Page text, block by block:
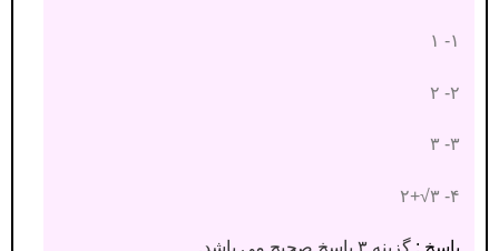
۱- ۱
۲- ۲
۳- ۳
۴- ۳√+۲
پاسخ :گزینه ۳ پاسخ صحیح می باشد.